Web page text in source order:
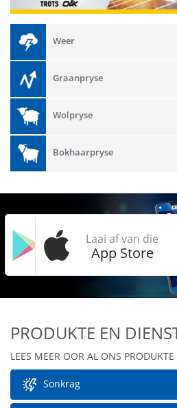
Weer
Graanpryse
Wolpryse
Bokhaarpryse
Kry dit op
Google Play
Laai af van die
App Store
PRODUKTE EN
LEES MEER OOR AL ONS
Sonkrag